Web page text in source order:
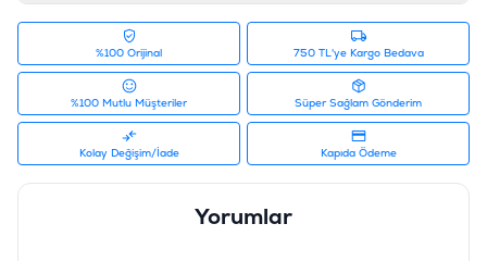
%100 Orijinal 750 TL'ye Kargo Bedava
%100 Mutlu Müşteriler Süper Sağlam Gönderim
Kolay Değişim/İade Kapıda Ödeme
Yorumlar